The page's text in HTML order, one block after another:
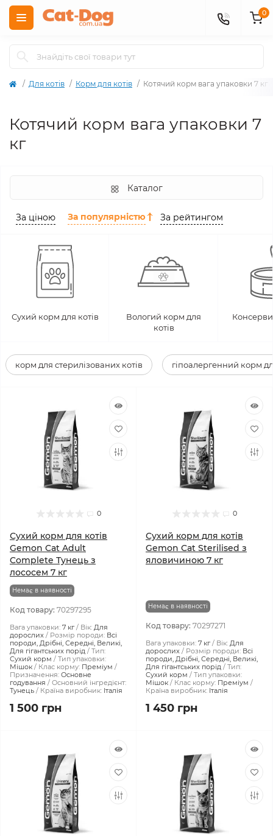
0
Для котів Корм для котів Котячий корм вага упаковки 7 кг
Котячий корм вага упаковки 7
кг
Каталог
За ціною За популярністю За рейтингом
Сухий корм для котів
Вологий корм для
котів
Консерви
корм для стерилізованих котів гіпоалергенний корм
0
Сухий корм для котів
Gemon Cat Adult
Complete Тунeць з
лососем 7 кг
Немає в наявності
Код товару: 70297295
Вага упаковки: 7 кг Вік: Для
дорослих
Розмір породи: Всі
породи, Дрібні, Середні, Великі,
Для гігантських порід
Тип:
Сухий корм
Тип упаковки:
Мішок
Клас корму: Преміум
Призначення: Основне
годування
Основний інгредієнт:
Тунець
Країна виробник: Італія
1 500 грн
0
Сухий корм для котів
Gemon Cat Sterilised з
яловичиною 7 кг
Немає в наявності
Код товару: 70297271
Вага упаковки: 7 кг Вік: Для
дорослих
Розмір породи: Всі
породи, Дрібні, Середні, Великі,
Для гігантських порід
Тип:
Сухий корм
Тип упаковки:
Мішок
Клас корму: Преміум
Країна виробник: Італія
1 450 грн